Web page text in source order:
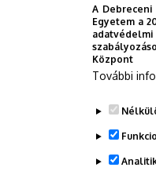
A
Egyetem a
Központ
További